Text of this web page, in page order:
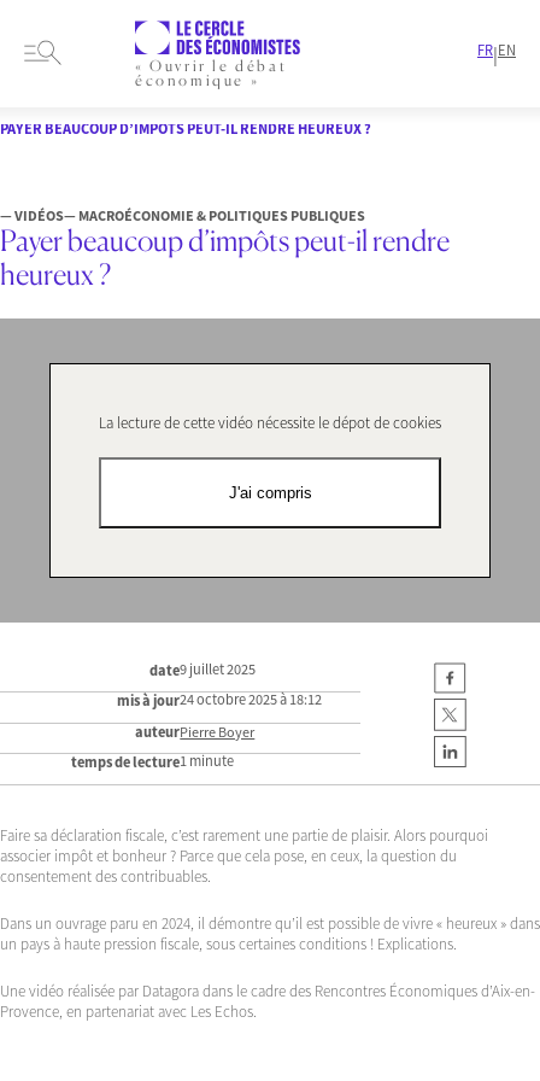
« Ouvrir le débat
économique »
FR|EN
PAYER BEAUCOUP D’IMPÔTS PEUT-IL RENDRE HEUREUX ?
— VIDÉOS— MACROÉCONOMIE & POLITIQUES PUBLIQUES
Payer beaucoup d’impôts peut-il rendre
heureux ?
La lecture de cette vidéo nécessite le dépot de cookies
J'ai compris
date9 juillet 2025
mis à jour24 octobre 2025 à 18:12
auteurPierre Boyer
temps de lecture1 minute
Faire sa déclaration fiscale, c’est rarement une partie de plaisir. Alors pourquoi
associer impôt et bonheur ? Parce que cela pose, en ceux, la question du
consentement des contribuables.
Dans un ouvrage paru en 2024, il démontre qu’il est possible de vivre « heureux » dans
un pays à haute pression fiscale, sous certaines conditions ! Explications.
Une vidéo réalisée par Datagora dans le cadre des Rencontres Économiques d’Aix-en-
Provence, en partenariat avec Les Echos.